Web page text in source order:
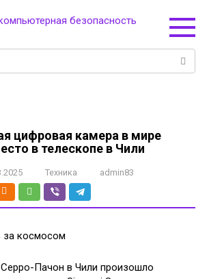
цифровая камера в мире
в телескопе в Чили
Техника admin83
за космосом
Пачон в Чили произошло